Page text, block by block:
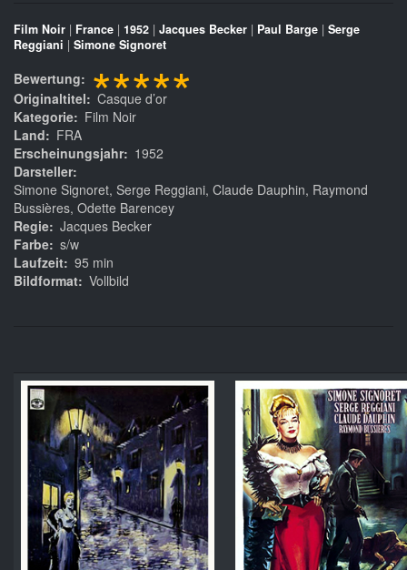
Film Noir | France | 1952 | Jacques Becker | Paul Barge | Serge
Reggiani | Simone Signoret
Bewertung *****
Originaltitel
Casque d’or
Kategorie
Film Noir
Land
FRA
Erscheinungsjahr
1952
Darsteller
Simone Signoret, Serge Reggiani, Claude Dauphin, Raymond
Bussières, Odette Barencey
Regie Jacques Becker
Farbe s/w
Laufzeit 95 min
Bildformat Vollbild